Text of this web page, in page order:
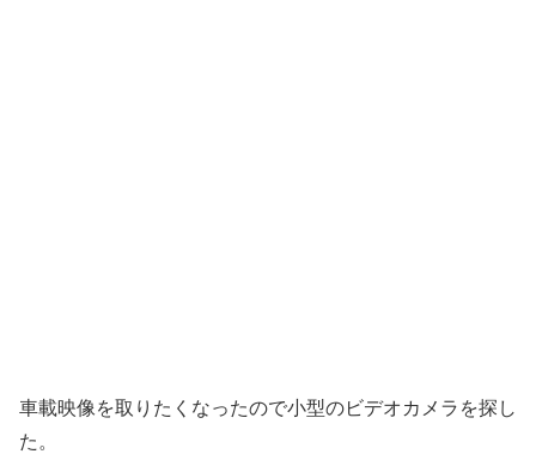
車載映像を取りたくなったので小型のビデオカメラを探し
た。